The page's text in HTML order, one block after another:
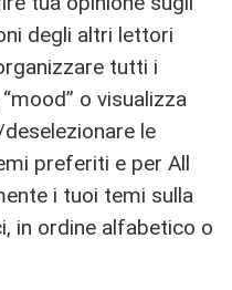
degli altri lettori
tutti i
o visualizza
le
preferiti e per All
i tuoi temi sulla
in ordine alfabetico o